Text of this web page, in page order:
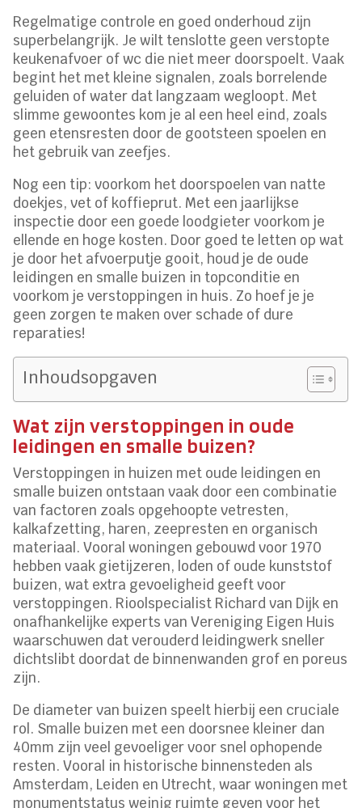
Regelmatige controle en goed onderhoud zijn
superbelangrijk. Je wilt tenslotte geen verstopte
keukenafvoer of wc die niet meer doorspoelt. Vaak
begint het met kleine signalen, zoals borrelende
geluiden of water dat langzaam wegloopt. Met
slimme gewoontes kom je al een heel eind, zoals
geen etensresten door de gootsteen spoelen en
het gebruik van zeefjes.
Nog een tip: voorkom het doorspoelen van natte
doekjes, vet of koffieprut. Met een jaarlijkse
inspectie door een goede loodgieter voorkom je
ellende en hoge kosten. Door goed te letten op wat
je door het afvoerputje gooit, houd je de oude
leidingen en smalle buizen in topconditie en
voorkom je verstoppingen in huis. Zo hoef je je
geen zorgen te maken over schade of dure
reparaties!
Inhoudsopgaven
Wat zijn verstoppingen in oude
leidingen en smalle buizen?
Verstoppingen in huizen met oude leidingen en
smalle buizen ontstaan vaak door een combinatie
van factoren zoals opgehoopte vetresten,
kalkafzetting, haren, zeepresten en organisch
materiaal. Vooral woningen gebouwd voor 1970
hebben vaak gietijzeren, loden of oude kunststof
buizen, wat extra gevoeligheid geeft voor
verstoppingen. Rioolspecialist Richard van Dijk en
onafhankelijke experts van Vereniging Eigen Huis
waarschuwen dat verouderd leidingwerk sneller
dichtslibt doordat de binnenwanden grof en poreus
zijn.
De diameter van buizen speelt hierbij een cruciale
rol. Smalle buizen met een doorsnee kleiner dan
40mm zijn veel gevoeliger voor snel ophopende
resten. Vooral in historische binnensteden als
Amsterdam, Leiden en Utrecht, waar woningen met
monumentstatus weinig ruimte geven voor het